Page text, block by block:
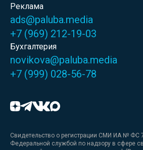
Реклама
ads@paluba.media
+7 (969) 212-19-03
Бухгалтерия
novikova@paluba.media
+7 (999) 028-56-78
Свидетельство о регистрации СМИ ИА № ФС
Федеральной службой по надзору в сфере